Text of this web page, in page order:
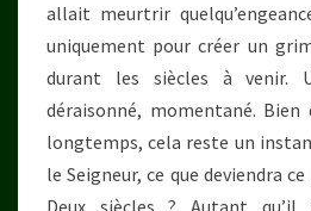
allait meurtrir
uniquement pour créer un
durant les siècles à venir.
déraisonné, momentané.
longtemps, cela reste un
le Seigneur, ce que deviendra